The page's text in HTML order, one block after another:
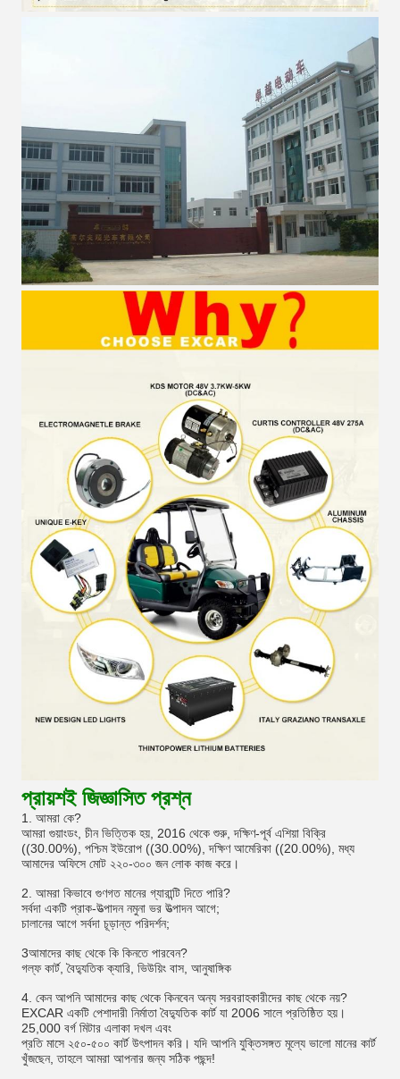
প্রায়শই জিজ্ঞাসিত প্রশ্ন
1. আমরা কে?
আমরা গুয়াংডং, চীন ভিত্তিক হয়, 2016 থেকে শুরু, দক্ষিণ-পূর্ব এশিয়া বিক্রি
((30.00%), পশ্চিম ইউরোপ ((30.00%), দক্ষিণ আমেরিকা ((20.00%), মধ্য
আমাদের অফিসে মোট ২২০-৩০০ জন লোক কাজ করে।
2. আমরা কিভাবে গুণগত মানের গ্যারান্টি দিতে পারি?
সর্বদা একটি প্রাক-উত্পাদন নমুনা ভর উত্পাদন আগে;
চালানের আগে সর্বদা চূড়ান্ত পরিদর্শন;
3আমাদের কাছ থেকে কি কিনতে পারবেন?
গল্ফ কার্ট, বৈদ্যুতিক ক্যারি, ভিউয়িং বাস, আনুষাঙ্গিক
4. কেন আপনি আমাদের কাছ থেকে কিনবেন অন্য সরবরাহকারীদের কাছ থেকে নয়?
EXCAR একটি পেশাদারী নির্মাতা বৈদ্যুতিক কার্ট যা 2006 সালে প্রতিষ্ঠিত হয়।
25,000 বর্গ মিটার এলাকা দখল এবং
প্রতি মাসে ২৫০-৫০০ কার্ট উৎপাদন করি। যদি আপনি যুক্তিসঙ্গত মূল্যে ভালো মানের কার্ট
খুঁজছেন, তাহলে আমরা আপনার জন্য সঠিক পছন্দ!